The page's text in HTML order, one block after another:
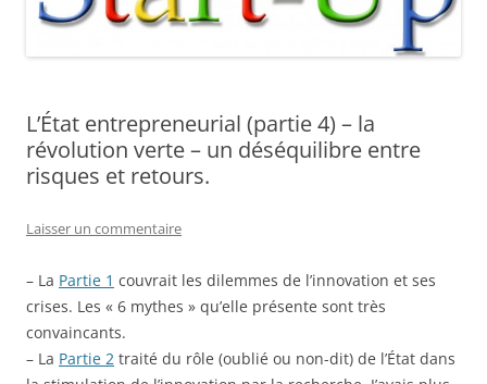
L’État entrepreneurial (partie 4) – la
révolution verte – un déséquilibre entre
risques et retours.
Laisser un commentaire
– La Partie 1 couvrait les dilemmes de l’innovation et ses
crises. Les « 6 mythes » qu’elle présente sont très
convaincants.
– La Partie 2 traité du rôle (oublié ou non-dit) de l’État dans